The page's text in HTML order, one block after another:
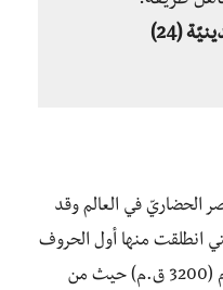
(24)
الحضاريّ في العالم وقد
انطلقت منها أول الحروف
تقريبًا حوالي نهاية الألف الرابع ق.م (3200 ق.م) حيث من